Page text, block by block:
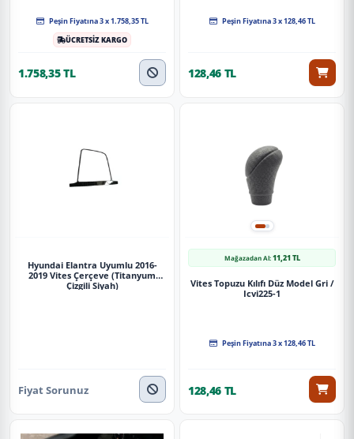
Peşin Fiyatına 3 x 1.758,35 TL
ÜCRETSİZ KARGO
1.758,35 TL
Peşin Fiyatına 3 x 128,46 TL
128,46 TL
Hyundai Elantra Uyumlu 2016-
2019 Vites Çerçeve (Titanyum
Çizgili Siyah)
Fiyat Sorunuz
Mağazadan Al:11,21 TL
Vites Topuzu Kılıfı Düz Model Gri /
Icvi225-1
Peşin Fiyatına 3 x 128,46 TL
128,46 TL